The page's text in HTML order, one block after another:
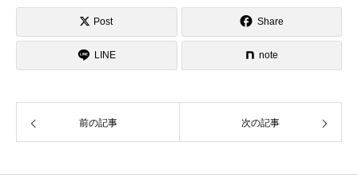
Post Share
LINE note
前の記事 次の記事